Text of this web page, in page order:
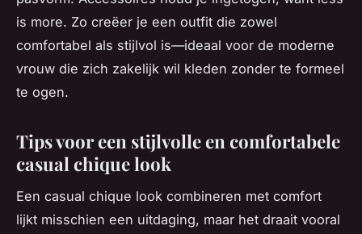
is more. Zo creëer je een outfit die zowel
comfortabel als stijlvol is—ideaal voor de moderne
vrouw die zich zakelijk wil kleden zonder te formeel
te ogen.
Tips voor een stijlvolle en comfortabele
casual chique look
Een casual chique look combineren met comfort
lijkt misschien een uitdaging, maar het draait vooral